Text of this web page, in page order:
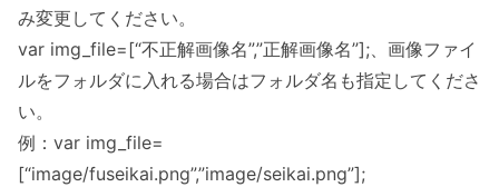
み変更してください。
var img_file=[“不正解画像名”,”正解画像名”];、画像ファイ
ルをフォルダに入れる場合はフォルダ名も指定してくださ
い。
例：var img_file=
[“image/fuseikai.png”,”image/seikai.png”];